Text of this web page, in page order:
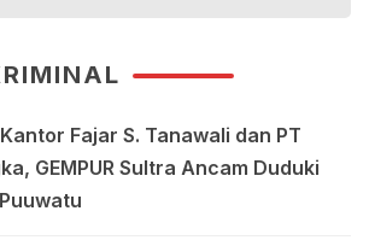
Fajar S. Tanawali dan PT
GEMPUR Sultra Ancam Duduki